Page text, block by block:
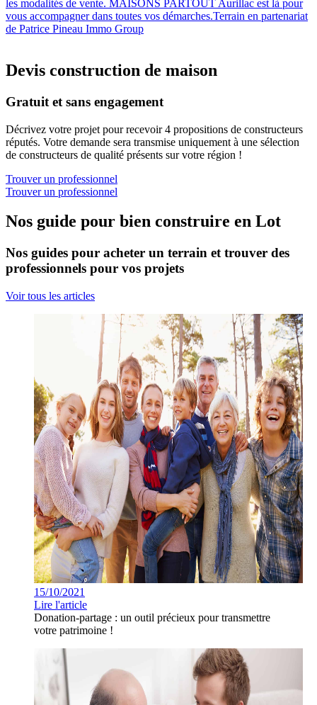
les modalités de vente. MAISONS PARTOUT Aurillac est là pour
vous accompagner dans toutes vos démarches.Terrain en partenariat
de Patrice Pineau Immo Group
Devis construction de maison
Gratuit et sans engagement
Décrivez votre projet pour recevoir 4 propositions de constructeurs
réputés. Votre demande sera transmise uniquement à une sélection
de constructeurs de qualité présents sur votre région !
Trouver un professionnel
Trouver un professionnel
Nos guide pour bien construire en Lot
Nos guides pour acheter un terrain et trouver des
professionnels pour vos projets
Voir tous les articles
15/10/2021
Lire l'article
Donation-partage : un outil précieux pour transmettre
votre patrimoine !